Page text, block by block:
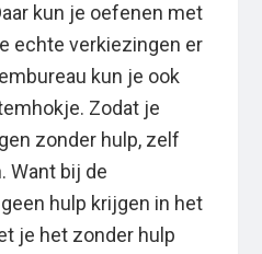
kun je oefenen met
echte verkiezingen er
kun je ook
Zodat je
zonder hulp, zelf
Want bij de
hulp krijgen in het
je het zonder hulp